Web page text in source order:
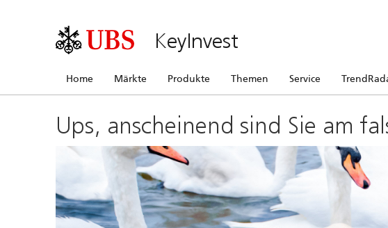
KeyInvest
Home Märkte Produkte Themen Service
Ups, anscheinend sind Sie am